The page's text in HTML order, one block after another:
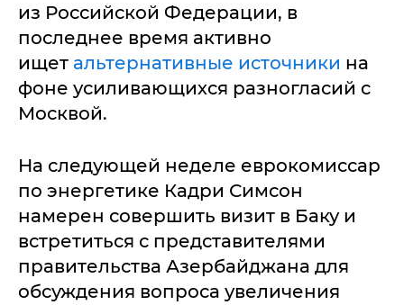
из Российской Федерации, в
последнее время активно
ищет альтернативные источники на
фоне усиливающихся разногласий с
Москвой.
На следующей неделе еврокомиссар
по энергетике Кадри Симсон
намерен совершить визит в Баку и
встретиться с представителями
правительства Азербайджана для
обсуждения вопроса увеличения